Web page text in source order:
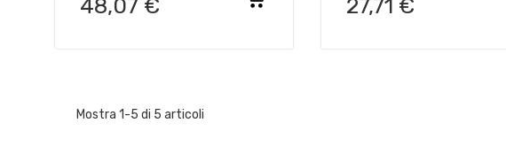
48,07 € 27,71 €
Mostra 1-5 di 5 articoli